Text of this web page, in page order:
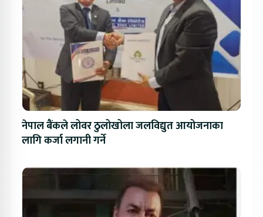
नेपाल बैंकले लोवर ठुलोखोला जलविद्युत आयोजनाका
लागि कर्जा लगानी गर्ने